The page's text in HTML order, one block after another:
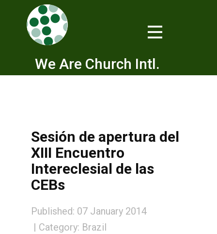
We Are Church Intl.
Sesión de apertura del
XIII Encuentro
Intereclesial de las
CEBs
Published: 07 January 2014
Category: Brazil